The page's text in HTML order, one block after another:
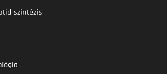
szintézis